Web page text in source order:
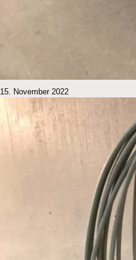
15. November 2022